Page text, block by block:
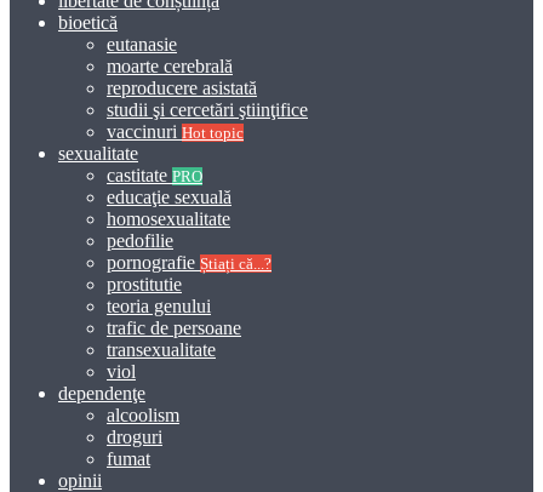
bioetică
eutanasie
moarte cerebrală
reproducere asistată
studii şi cercetări ştiinţifice
vaccinuri Hot topic
sexualitate
castitate PRO
educaţie sexuală
homosexualitate
pedofilie
pornografie Știați că...?
prostitutie
teoria genului
trafic de persoane
transexualitate
viol
dependenţe
alcoolism
droguri
fumat
opinii